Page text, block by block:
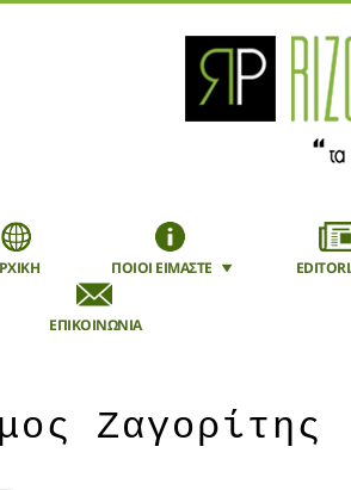
ΠΟΙΟΙ ΕΙΜΑΣΤΕ
ΕΠΙΚΟΙΝΩΝΙΑ
Εγγραφή
Ζαγορίτης